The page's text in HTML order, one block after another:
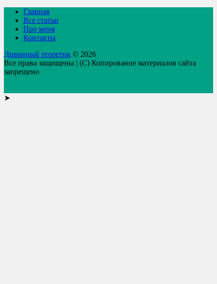
Главная
Все статьи
Про меня
Контакты
Диванный теоретик © 2026
Все права защищены | (C) Копирование материалов сайта
запрещено
➤